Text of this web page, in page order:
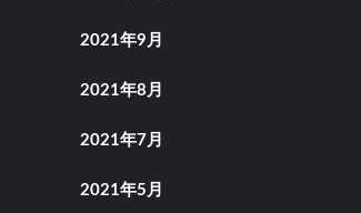
2021年9月
2021年8月
2021年7月
2021年5月